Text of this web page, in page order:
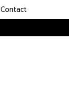
Contact